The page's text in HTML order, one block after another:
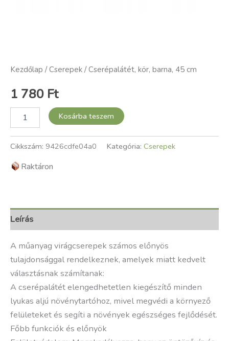
Kezdőlap /Cserepek / Cserépalátét, kör, barna, 45 cm
1 780 Ft
Kosárba teszem
Cikkszám: 9426cdfe04a0 Kategória: Cserepek
Raktáron
Leírás
A műanyag virágcserepek számos előnyös
tulajdonsággal rendelkeznek, amelyek miatt kedvelt
választásnak számítanak:
A cserépalátét elengedhetetlen kiegészítő minden
lyukas aljú növénytartóhoz, mivel megvédi a környező
felületeket és segíti a növények egészséges fejlődését.
Főbb funkciók és előnyök